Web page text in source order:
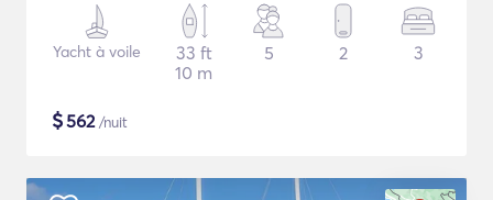
Yacht à voile
33 ft
10 m
5 2 3
$562/nuit